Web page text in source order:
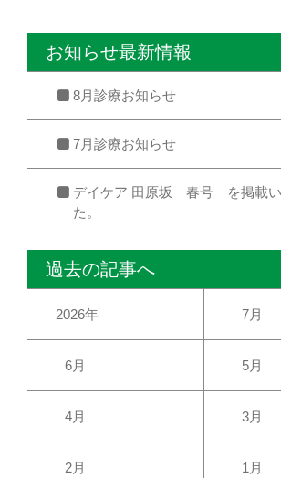
お知らせ最新情報
8月診療お知らせ
7月診療お知らせ
デイケア 田原坂 春号 を掲載い
た。
過去の記事へ
2026年 7月
6月 5月
4月 3月
2月 1月